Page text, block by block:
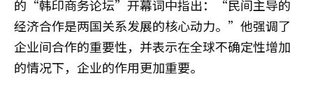
的“韩印商务论坛”开幕词中指出：“民间主导的
经济合作是两国关系发展的核心动力。”他强调了
企业间合作的重要性，并表示在全球不确定性增加
的情况下，企业的作用更加重要。